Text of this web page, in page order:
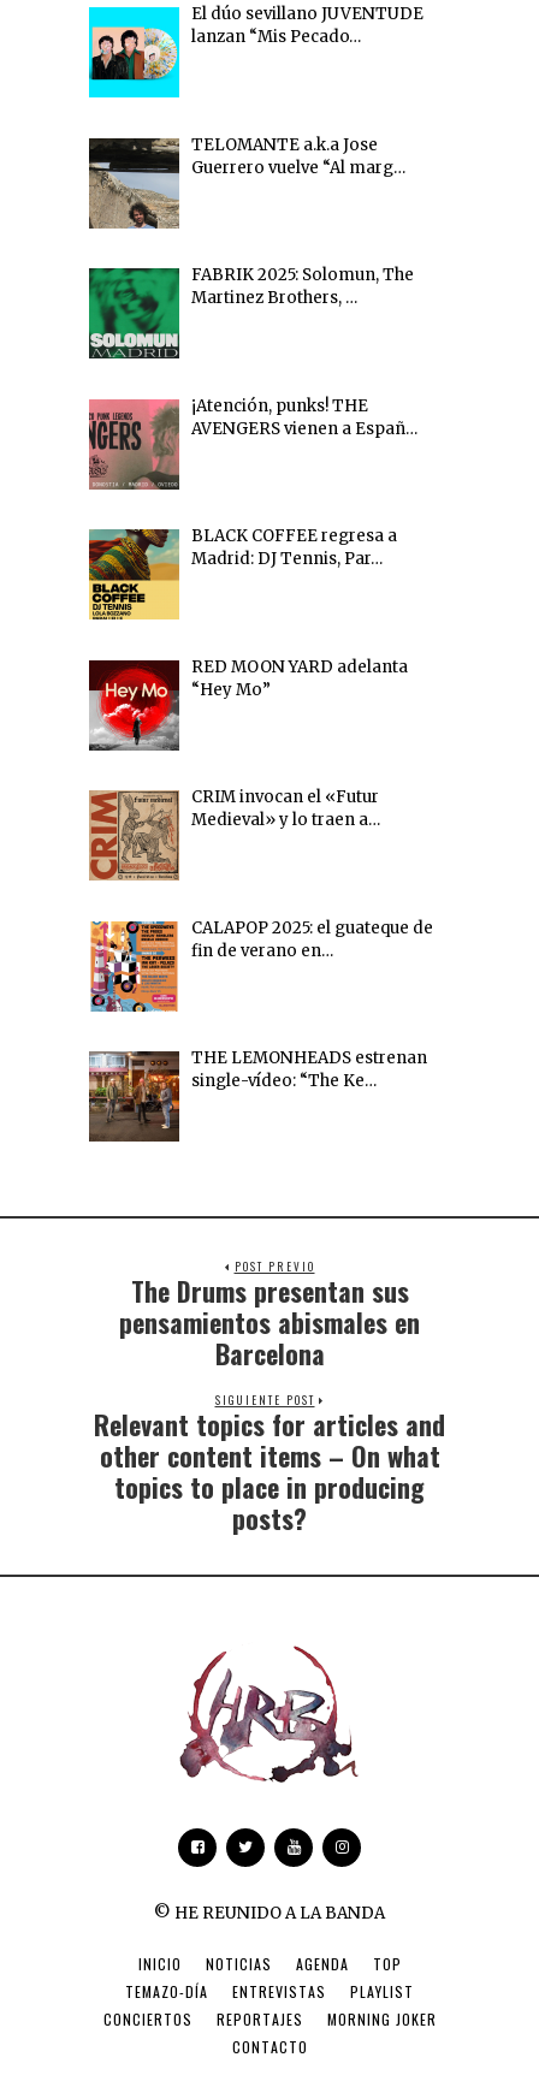
El dúo sevillano JUVENTUDE
lanzan “Mis Pecado…
TELOMANTE a.k.a Jose
Guerrero vuelve “Al marg…
FABRIK 2025: Solomun, The
Martinez Brothers, …
¡Atención, punks! THE
AVENGERS vienen a Españ…
BLACK COFFEE regresa a
Madrid: DJ Tennis, Par…
RED MOON YARD adelanta
“Hey Mo”
CRIM invocan el «Futur
Medieval» y lo traen a…
CALAPOP 2025: el guateque de
fin de verano en…
THE LEMONHEADS estrenan
single-vídeo: “The Ke…
POST PREVIO
The Drums presentan sus
pensamientos abismales en
Barcelona
SIGUIENTE POST
Relevant topics for articles and
other content items – On what
topics to place in producing
posts?
© HE REUNIDO A LA BANDA
INICIO NOTICIAS AGENDA
TOP
TEMAZO-DÍA
ENTREVISTAS
PLAYLIST
CONCIERTOS
REPORTAJES
MORNING JOKER
CONTACTO